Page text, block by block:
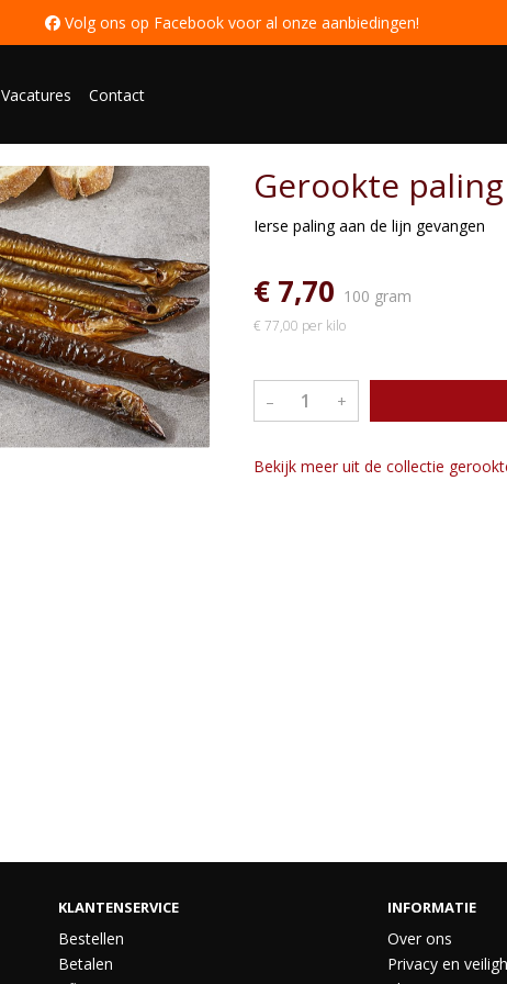
 Volg ons op Facebook voor al onze aanbiedingen!
Vacatures Contact
Gerookte
Ierse paling aan de lijn gevangen
€ 7,70 100 gram
€ 77,00 per kilo
– +
Bekijk meer uit de collectie
KLANTENSERVICE
Bestellen
Betalen
INFORMATIE
Over ons
Privacy en